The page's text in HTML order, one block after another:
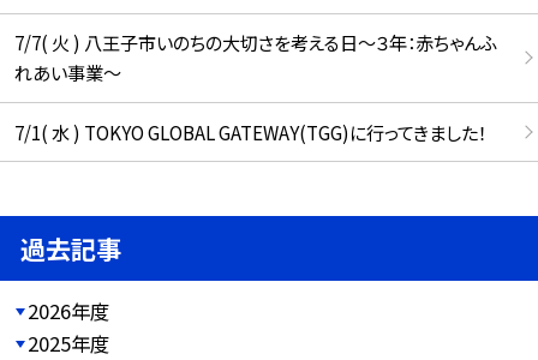
7/7( 火 ) 八王子市いのちの大切さを考える日～３年：赤ちゃんふ
れあい事業～
7/1( 水 ) TOKYO GLOBAL GATEWAY(TGG)に行ってきました！
過去記事
2026年度
2025年度